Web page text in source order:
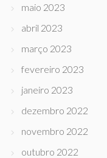
maio 2023
abril 2023
março 2023
fevereiro 2023
janeiro 2023
dezembro 2022
novembro 2022
outubro 2022